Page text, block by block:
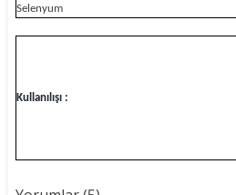
Selenyum
Kullanılışı :